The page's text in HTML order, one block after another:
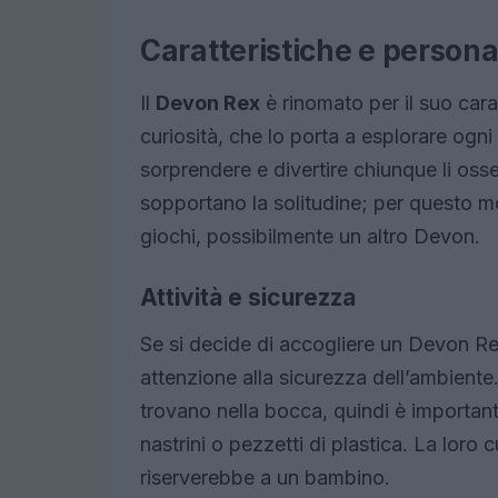
Caratteristiche e
Il Devon Rex è rinomato per il suo
curiosità, che lo porta a esplorare
sorprendere e divertire chiunque li
sopportano la solitudine; per questo
giochi, possibilmente un altro Devon.
Attività e sicurezza
Se si decide di accogliere un Devon
attenzione alla sicurezza
trovano nella bocca, quindi è
nastrini o pezzetti di plastica. La loro
riserverebbe a un bambino.